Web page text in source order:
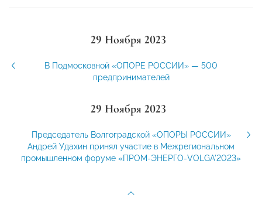
29 Ноября 2023
В Подмосковной «ОПОРЕ РОССИИ» — 500
предпринимателей
29 Ноября 2023
Председатель Волгоградской «ОПОРЫ РОССИИ»
Андрей Удахин принял участие в Межрегиональном
промышленном форуме «ПРОМ-ЭНЕРГО-VOLGA'2023»